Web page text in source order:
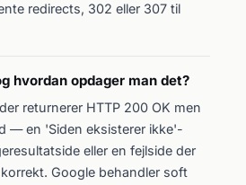
redirects, 302 eller 307 til
hvordan opdager man det?
returnerer HTTP 200 OK men
— en 'Siden eksisterer ikke'-
eller en fejlside der
Google behandler soft